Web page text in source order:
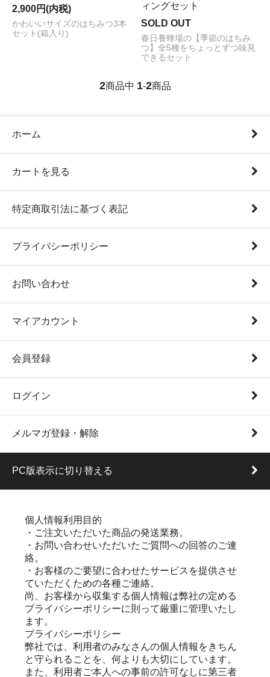
2,900円(内税)
かわいいサイズのはちみつ3本
セット(箱入り)
ィングセット
SOLD OUT
春日養蜂場の【季節のはちみ
つ】全5種をちょっとずつ味見
できるセット
2商品中 1-2商品
ホーム
カートを見る
特定商取引法に基づく表記
プライバシーポリシー
お問い合わせ
マイアカウント
会員登録
ログイン
メルマガ登録・解除
PC版表示に切り替える
個人情報利用目的
・ご注文いただいた商品の発送業務。
・お問い合わせいただいたご質問への回答のご連
絡。
・お客様のご要望に合わせたサービスを提供させ
ていただくための各種ご連絡。
尚、お客様から収集する個人情報は弊社の定める
プライバシーポリシーに則って厳重に管理いたし
ます。
プライバシーポリシー
弊社では、利用者のみなさんの個人情報をきちん
と守られることを、何よりも大切にしています。
また、利用者ご本人への事前の許可なしに第三者